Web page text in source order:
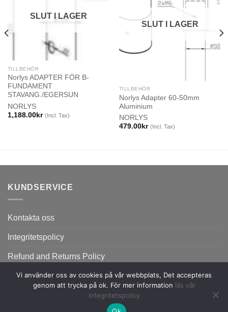
SLUT I LAGER
TILLBEHÖR
Norlys ADAPTER FÖR B-
FUNDAMENT
STAVANG./EGERSUN
NORLYS
1,188.00kr (Incl. Tax)
SLUT I LAGER
TILLBEHÖR
Norlys Adapter 60-50mm
Aluminium
NORLYS
479.00kr (Incl. Tax)
KUNDSERVICE
Kontakta oss
Integritetspolicy
Refund and Returns Policy
Vi använder oss av cookies på vår webbplats, Det accepteras
genom att trycka på ok. För mer information läs vår
integritetspolicy